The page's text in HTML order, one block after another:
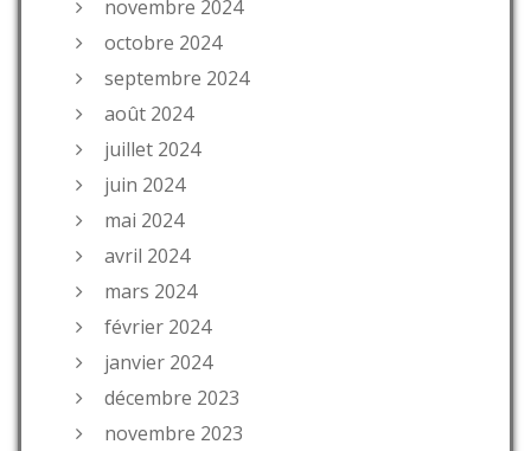
novembre 2024
octobre 2024
septembre 2024
août 2024
juillet 2024
juin 2024
mai 2024
avril 2024
mars 2024
février 2024
janvier 2024
décembre 2023
novembre 2023